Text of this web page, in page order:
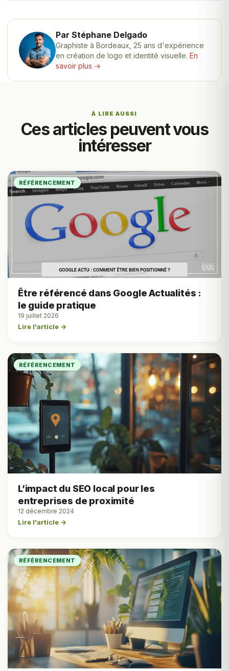
Par Stéphane Delgado
Graphiste à Bordeaux, 25 ans d'expérience
en création de logo et identité visuelle. En
savoir plus →
À LIRE AUSSI
Ces articles peuvent vous
intéresser
RÉFÉRENCEMENT
Être référencé dans Google Actualités :
le guide pratique
19 juillet 2026
Lire l'article →
RÉFÉRENCEMENT
L’impact du SEO local pour les
entreprises de proximité
12 décembre 2024
Lire l'article →
RÉFÉRENCEMENT